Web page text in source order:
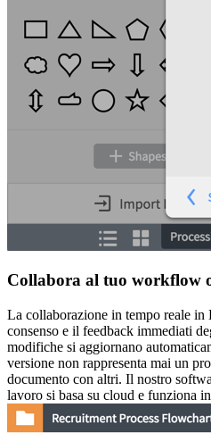
Collabora al tuo workflow
La collaborazione in tempo reale
consenso e il feedback immediati
modifiche si aggiornano
versione non rappresenta mai un
documento con altri. Il nostro
lavoro si basa su cloud e funziona